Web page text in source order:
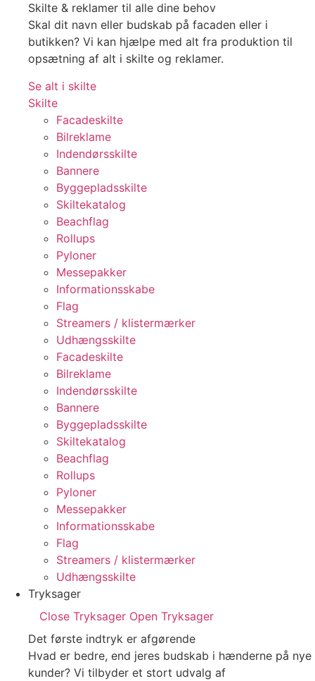
Skilte & reklamer til alle dine behov
Skal dit navn eller budskab på facaden eller i
butikken? Vi kan hjælpe med alt fra produktion til
opsætning af alt i skilte og reklamer.
Se alt i skilte
Skilte
Facadeskilte
Bilreklame
Indendørsskilte
Bannere
Byggepladsskilte
Skiltekatalog
Beachflag
Rollups
Pyloner
Messepakker
Informationsskabe
Flag
Streamers / klistermærker
Udhængsskilte
Facadeskilte
Bilreklame
Indendørsskilte
Bannere
Byggepladsskilte
Skiltekatalog
Beachflag
Rollups
Pyloner
Messepakker
Informationsskabe
Flag
Streamers / klistermærker
Udhængsskilte
Tryksager
Close Tryksager Open Tryksager
Det første indtryk er afgørende
Hvad er bedre, end jeres budskab i hænderne på nye
kunder? Vi tilbyder et stort udvalg af